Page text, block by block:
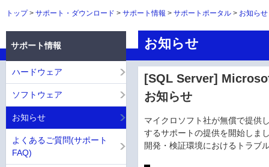
トップ サポート・ダウンロード サポート情報 サポートポータル お知ら
お知らせ
[SQL Server]
お知らせ
マイクロソフト社が無償で提供
するサポートの提供を開始しま
開発・検証環境におけるトラブ
サポート情報
ハードウェア
ソフトウェア
お知らせ
よくあるご質問(サポート
FAQ)